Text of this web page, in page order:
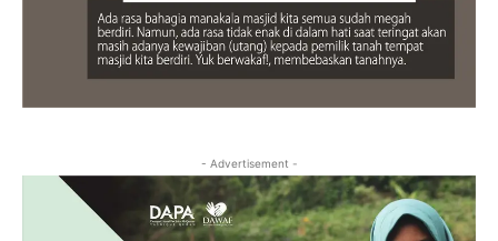
- Advertisement -